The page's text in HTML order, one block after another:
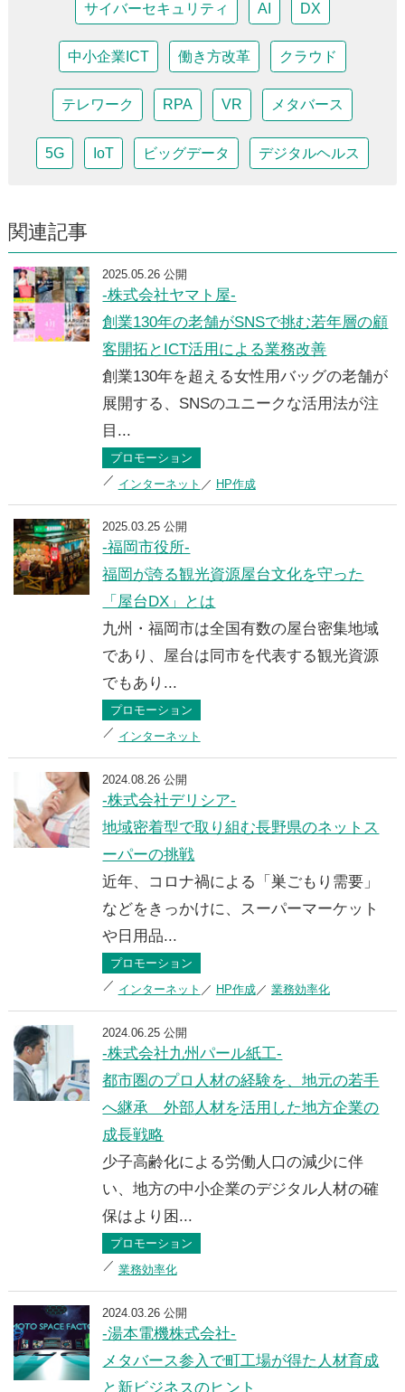
サイバーセキュリティ AI DX
中小企業ICT 働き方改革 クラウド
テレワーク RPA VR メタバース
5G IoT ビッグデータ デジタルヘルス
関連記事
2025.05.26 公開
-株式会社ヤマト屋-
創業130年の老舗がSNSで挑む若年層の顧
客開拓とICT活用による業務改善
創業130年を超える女性用バッグの老舗が
展開する、SNSのユニークな活用法が注
目...
プロモーション
インターネット
HP作成
2025.03.25 公開
-福岡市役所-
福岡が誇る観光資源屋台文化を守った
「屋台DX」とは
九州・福岡市は全国有数の屋台密集地域
であり、屋台は同市を代表する観光資源
でもあり...
プロモーション
インターネット
2024.08.26 公開
-株式会社デリシア-
地域密着型で取り組む長野県のネットス
ーパーの挑戦
近年、コロナ禍による「巣ごもり需要」
などをきっかけに、スーパーマーケット
や日用品...
プロモーション
インターネット
HP作成 業務効率化
2024.06.25 公開
-株式会社九州パール紙工-
都市圏のプロ人材の経験を、地元の若手
へ継承 外部人材を活用した地方企業の
成長戦略
少子高齢化による労働人口の減少に伴
い、地方の中小企業のデジタル人材の確
保はより困...
プロモーション
業務効率化
2024.03.26 公開
-湯本電機株式会社-
メタバース参入で町工場が得た人材育成
と新ビジネスのヒント